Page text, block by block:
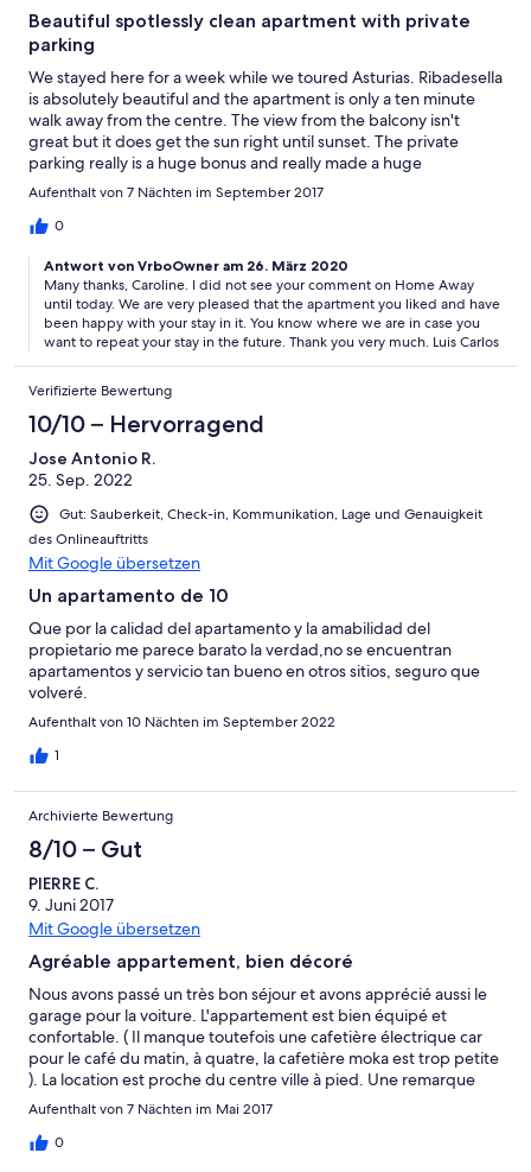
Beautiful spotlessly clean apartment with private
parking
We stayed here for a week while we toured Asturias. Ribadesella
is absolutely beautiful and the apartment is only a ten minute
walk away from the centre. The view from the balcony isn't
great but it does get the sun right until sunset. The private
parking really is a huge bonus and really made a huge
difference to our holiday. The apartment has everything you
could ever need for a great holiday and we would highly
recommend it to others wishing to visit the area.
Aufenthalt von 7 Nächten im September 2017
0
Antwort von VrboOwner am 26. März 2020
Many thanks, Caroline. I did not see your comment on Home Away
until today. We are very pleased that the apartment you liked and have
been happy with your stay in it. You know where we are in case you
want to repeat your stay in the future. Thank you very much. Luis Carlos
Verifizierte Bewertung
10/10 – Hervorragend
Jose Antonio R.
25. Sep. 2022
Gut: Sauberkeit, Check-in, Kommunikation, Lage und Genauigkeit
des Onlineauftritts
Mit Google übersetzen
Un apartamento de 10
Que por la calidad del apartamento y la amabilidad del
propietario me parece barato la verdad,no se encuentran
apartamentos y servicio tan bueno en otros sitios, seguro que
volveré.
Aufenthalt von 10 Nächten im September 2022
1
Archivierte Bewertung
8/10 – Gut
PIERRE C.
9. Juni 2017
Mit Google übersetzen
Agréable appartement, bien décoré
Nous avons passé un très bon séjour et avons apprécié aussi le
garage pour la voiture. L'appartement est bien équipé et
confortable. ( Il manque toutefois une cafetière électrique car
pour le café du matin, à quatre, la cafetière moka est trop petite
). La location est proche du centre ville à pied. Une remarque
toutefois : le propriétaire n'étant pas sur place, une personne
avant notre arrivée, comme prévu, mais avons dû attendre le
Aufenthalt von 7 Nächten im Mai 2017
0